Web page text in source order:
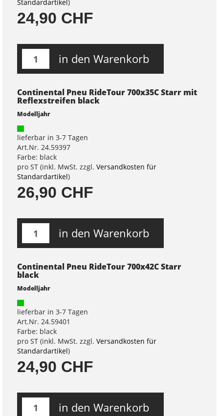
Standardartikel)
24,90 CHF
in den Warenkorb
Continental Pneu RideTour 700x35C Starr mit
Reflexstreifen black
Modelljahr
lieferbar in 3-7 Tagen
Art.Nr. 24.59397
Farbe: black
pro ST (inkl. MwSt. zzgl. Versandkosten für
Standardartikel)
26,90 CHF
in den Warenkorb
Continental Pneu RideTour 700x42C Starr
black
Modelljahr
lieferbar in 3-7 Tagen
Art.Nr. 24.59401
Farbe: black
pro ST (inkl. MwSt. zzgl. Versandkosten für
Standardartikel)
24,90 CHF
in den Warenkorb